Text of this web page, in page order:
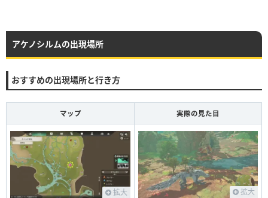
アケノシルムの出現場所
おすすめの出現場所と行き方
マップ 実際の見た目
拡大 拡大